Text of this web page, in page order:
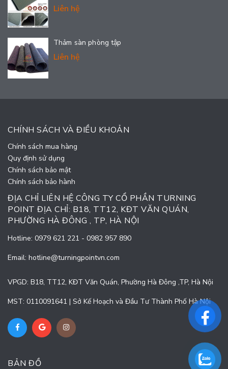
Liên hệ
Thảm sàn phòng tập
Liên hệ
CHÍNH SÁCH VÀ ĐIỀU KHOẢN
Chính sách mua hàng
Quy định sử dụng
Chính sách bảo mật
Chính sách bảo hành
ĐỊA CHỈ LIÊN HỆ CÔNG TY CỔ PHẦN TURNING
POINT ĐỊA CHỈ: B18, TT12, KĐT VĂN QUÁN,
PHƯỜNG HÀ ĐÔNG , TP, HÀ NỘI
Hotline: 0979 621 221 - 0982 957 890
Email: hotline@turningpointvn.com
VPGD: B18, TT12, KĐT Văn Quán, Phường Hà Đông ,TP, Hà Nội
MST: 0110091641 | Sở Kế Hoạch và Đầu Tư Thành Phố Hà Nội
BẢN ĐỒ